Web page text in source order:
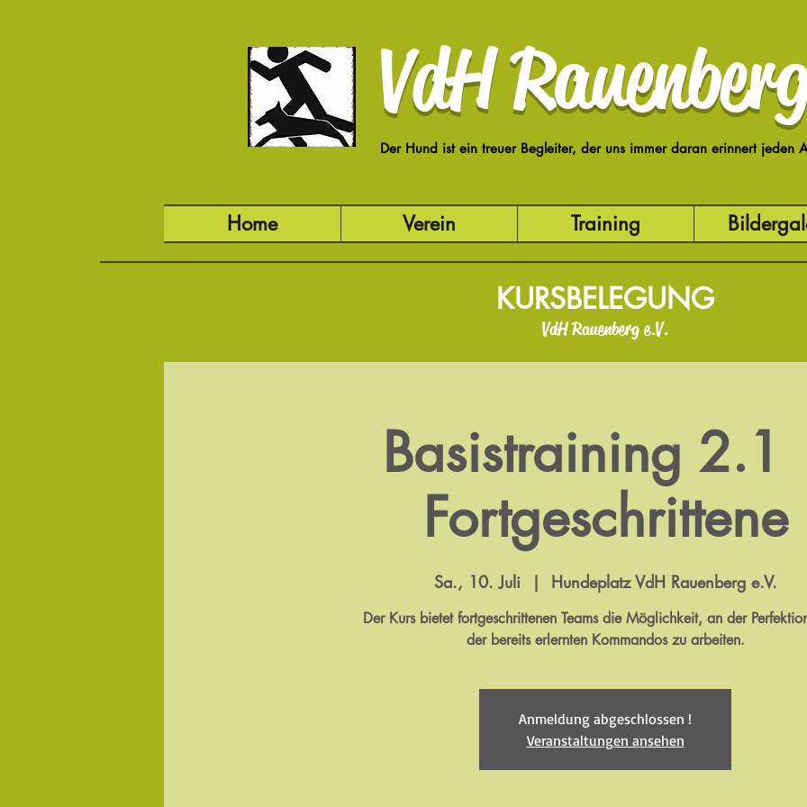
VdH
Der Hund ist ein treuer Begleiter, der uns immer daran erinnert jeden
Home Verein Training
KURSBELEGUNG
VdH Rauenberg e.V.
Basistraining 2.1
Fortgeschrittene
Sa., 10. Juli
  |
Hundeplatz VdH Rauenberg e.V.
Der Kurs bietet fortgeschrittenen Teams die Möglichkeit, an der
der bereits erlernten Kommandos zu arbeiten.
Anmeldung abgeschlossen !
Veranstaltungen ansehen